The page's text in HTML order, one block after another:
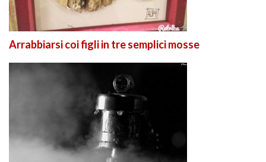
Arrabbiarsi coi figli in tre semplici mosse